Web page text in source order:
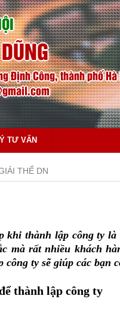
Định Công, thành phố
TƯ VẤN
THỂ DN
thành lập công ty là
mà rất nhiều khách
ty sẽ giúp các bạn
thành lập công ty